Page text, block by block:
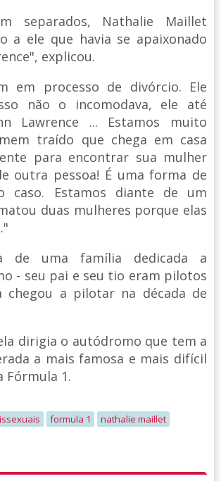
separados, Nathalie Maillet
a ele que havia se apaixonado
explicou.
em processo de divórcio. Ele
não o incomodava, ele até
Lawrence ... Estamos muito
traído que chega em casa
para encontrar sua mulher
outra pessoa! É uma forma de
caso. Estamos diante de um
duas mulheres porque elas
de uma família dedicada a
- seu pai e seu tio eram pilotos
chegou a pilotar na década de
dirigia o autódromo que tem a
a mais famosa e mais difícil
Fórmula 1.
formula 1 nathalie maillet